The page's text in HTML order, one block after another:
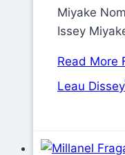
Miyake
Issey
Read More
Leau Dissey